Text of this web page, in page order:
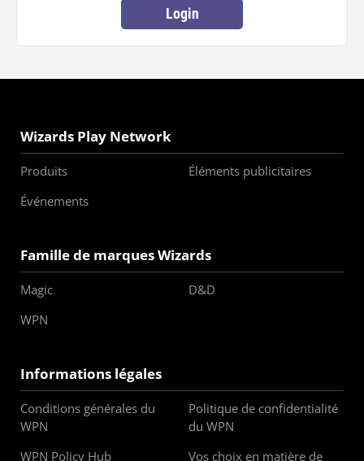
Login
Wizards Play Network
Produits
Éléments publicitaires
Événements
Famille de marques Wizards
Magic
D&D
WPN
Informations légales
Conditions générales du
WPN
Politique de confidentialité
du WPN
WPN Policy Hub
Vos choix en matière de